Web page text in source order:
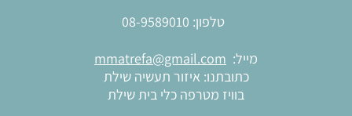
טלפון: 08-9589010
מייל: mmatrefa@gmail.com
כתובתנו: איזור תעשיה שילת
בוויז מטרפה כלי בית שילת